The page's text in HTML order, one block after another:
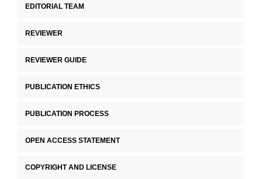
EDITORIAL TEAM
REVIEWER
REVIEWER GUIDE
PUBLICATION ETHICS
PUBLICATION PROCESS
OPEN ACCESS STATEMENT
COPYRIGHT AND LICENSE